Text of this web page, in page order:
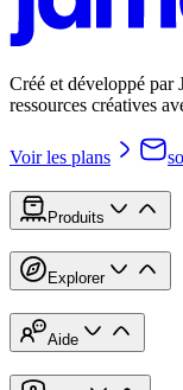
Créé et développé par
ressources créatives
Voir les plans
Produits
Explorer
Aide